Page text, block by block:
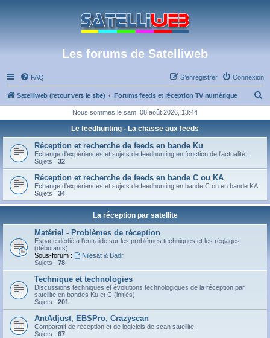
Les forums de Satelliweb
FAQ Connexion
S’enregistrer
Satelliweb (retour vers le site) Forums feeds et réception TV numérique
h
r
r
Nous sommes le sam. 08 août 2026, 13:44
Le feedhunting - La chasse aux feeds
Réception et recherche de feeds en bande Ku
Echange d'expériences et sujets de feedhunting en fonction de l'actualité !
Sujets : 32
Réception et recherche de feeds en bande C ou KA
Echange d'expériences et sujets de feedhunting en bande C ou en bande KA.
Sujets : 34
La réception par satellite
Matériel - Problèmes de réception
Espace dédié à l'entraide sur les problèmes techniques et les réglages
(débutants)
Sous-forum :
Nilesat & Badr
Sujets : 78
Technique et technologies
Discussions techniques et évolutions technologiques de la réception par
satellite en bandes Ku et C (initiés)
Sujets : 201
AntAdjust, EBSPro, Crazyscan
Comparatif de réception et de logiciels de scan satellite.
Sujets : 67